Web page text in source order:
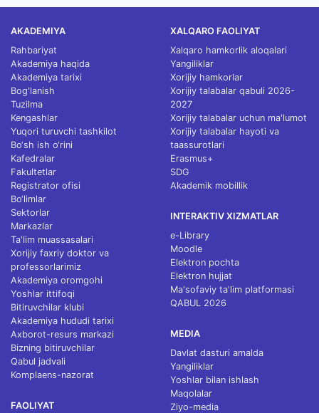
AKADEMIYA
Rahbariyat
Akademiya haqida
Akademiya tarixi
Bog'lanish
Tuzilma
Kengashlar
Yuqori turuvchi tashkilot
Bo‘sh ish o‘rini
Kafedralar
Fakultetlar
Registrator ofisi
Bo‘limlar
Sektorlar
Markazlar
Ta'lim muassasalari
Xorijiy faxriy doktor va
professorlarimiz
Akademiya oromgohi
Yoshlar ittifoqi
Bitiruvchilar klubi
Akademiya hududi tarixi
Axborot-resurs markazi
Bizning bitiruvchilar
Qabul jadvali
Komplaens-nazorat
FAOLIYAT
XALQARO FAOLIYAT
Xalqaro hamkorlik aloqalari
Yangiliklar
Xorijiy hamkorlar
Xorijiy talabalar qabuli 2026-
2027
Xorijiy talabalar uchun ma'lumot
Xorijiy talabalar hayoti va
taassurotlari
Erasmus+
SDG
Akademik mobillik
INTERAKTIV XIZMATLAR
e-Library
Moodle
Elektron pochta
Elektron hujjat
Ma'sofaviy ta'lim platformasi
QABUL 2026
MEDIA
Davlat dasturi amalda
Yangiliklar
Yoshlar bilan ishlash
Maqolalar
Ziyo-media